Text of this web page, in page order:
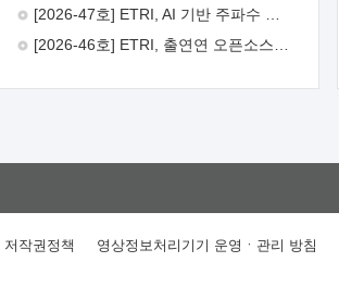
저작권정책 영상정보처리기기 운영ㆍ관리 방침